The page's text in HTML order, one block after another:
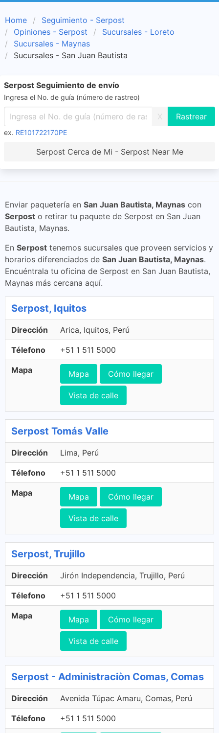
Home
Seguimiento - Serpost
Opiniones - Serpost
Sucursales - Loreto
Sucursales - Maynas
Sucursales - San Juan Bautista
Serpost Seguimiento de envío
Ingresa el No. de guía (número de rastreo)
X
ex. RE101722170PE
Serpost Cerca de Mi - Serpost Near Me
Enviar paquetería en San Juan Bautista, Maynas con
Serpost o retirar tu paquete de Serpost en San Juan
Bautista, Maynas.
En Serpost tenemos sucursales que proveen servicios y
horarios diferenciados de San Juan Bautista, Maynas.
Encuéntrala tu oficina de Serpost en San Juan Bautista,
Maynas más cercana aquí.
Serpost, Iquitos
Dirección Arica, Iquitos, Perú
Télefono +51 1 511 5000
Mapa Mapa Cómo llegar
Vista de calle
Serpost Tomás Valle
Dirección Lima, Perú
Télefono +51 1 511 5000
Mapa Mapa Cómo llegar
Vista de calle
Serpost, Trujillo
Dirección Jirón Independencia, Trujillo, Perú
Télefono +51 1 511 5000
Mapa Mapa Cómo llegar
Vista de calle
Serpost - Administraciòn Comas, Comas
Dirección Avenida Túpac Amaru, Comas, Perú
Télefono +51 1 511 5000